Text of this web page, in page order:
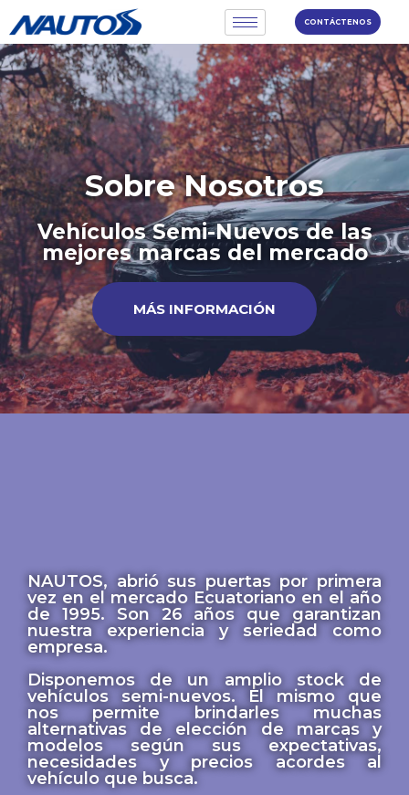
CONTÁCTENOS
Sobre Nosotros
Vehículos Semi-Nuevos de las
mejores marcas del mercado
MÁS INFORMACIÓN
NAUTOS, abrió sus puertas por primera
vez en el mercado Ecuatoriano en el año
de 1995. Son 26 años que garantizan
nuestra experiencia y seriedad como
empresa.
Disponemos de un amplio stock de
vehículos semi-nuevos. El mismo que
nos permite brindarles muchas
alternativas de elección de marcas y
modelos según sus expectativas,
necesidades y precios acordes al
vehículo que busca.